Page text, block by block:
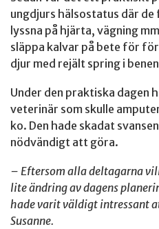
ungdjurs hälsostatus där de
lyssna på hjärta, vägning
släppa kalvar på bete för
djur med rejält spring i
Under den praktiska dagen
veterinär som skulle
ko. Den hade skadat
nödvändigt att göra.
– Eftersom alla deltagarna
lite ändring av dagens
hade varit väldigt intressant
Susanne.